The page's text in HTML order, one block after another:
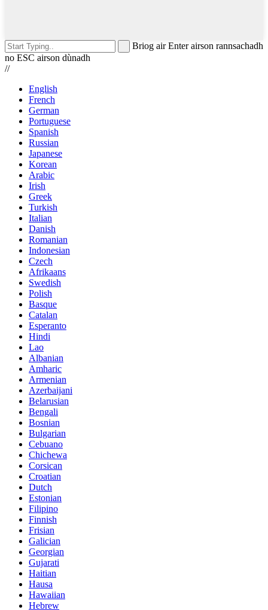
Briog air Enter airson rannsachadh
no ESC airson dùnadh
//
English
French
German
Portuguese
Spanish
Russian
Japanese
Korean
Arabic
Irish
Greek
Turkish
Italian
Danish
Romanian
Indonesian
Czech
Afrikaans
Swedish
Polish
Basque
Catalan
Esperanto
Hindi
Lao
Albanian
Amharic
Armenian
Azerbaijani
Belarusian
Bengali
Bosnian
Bulgarian
Cebuano
Chichewa
Corsican
Croatian
Dutch
Estonian
Filipino
Finnish
Frisian
Galician
Georgian
Gujarati
Haitian
Hausa
Hawaiian
Hebrew